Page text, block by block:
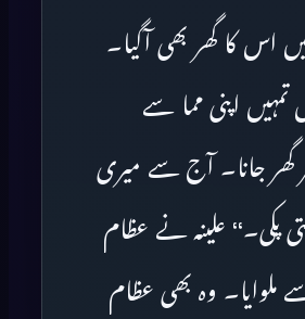
اس کا گھر بھی آگیا۔
تمہیں اپنی مما سے
گھر جانا۔ آج سے میری
پکی۔‘‘ علینہ نے عظام
ملوایا۔ وہ بھی عظام